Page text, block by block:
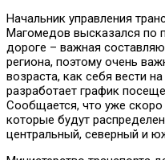
Начальник управления
Магомедов высказался по
дороге – важная
региона, поэтому очень
возраста, как себя вести
разработает график
Сообщается, что уже
которые будут
центральный, северный и